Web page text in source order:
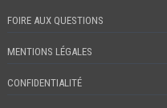
FOIRE AUX QUESTIONS
MENTIONS LÉGALES
CONFIDENTIALITÉ